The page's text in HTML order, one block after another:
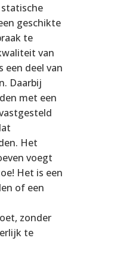
geschikte
te
van
een deel van
Daarbij
met een
Het
voegt
Het is een
of een
zonder
te